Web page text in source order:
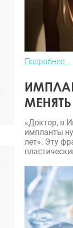
Подробнее...
«Доктор, в
импланты
лет». Эту